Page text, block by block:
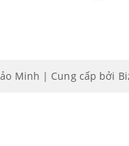
Minh | Cung cấp bởi